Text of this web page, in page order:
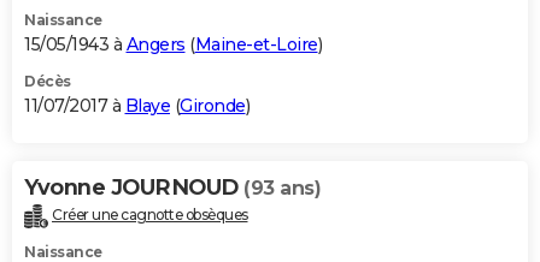
Naissance
15/05/1943 à Angers (Maine-et-Loire)
Décès
11/07/2017 à Blaye (Gironde)
Yvonne JOURNOUD (93 ans)
Créer une cagnotte obsèques
Naissance